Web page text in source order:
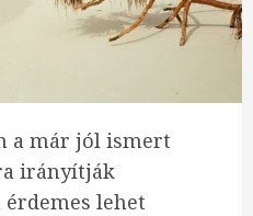
a már jól ismert
irányítják
lehet